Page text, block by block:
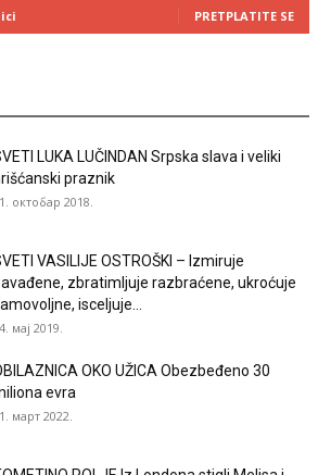
PRETPLATITE SE
LUKA LUČINDAN Srpska slava i veliki
praznik
октобар 2018.
VASILIJE OSTROŠKI – Izmiruje
zbratimljuje razbraćene, ukroćuje
isceljuje...
мај 2019.
OKO UŽICA Obezbeđeno 30
evra
март 2022.